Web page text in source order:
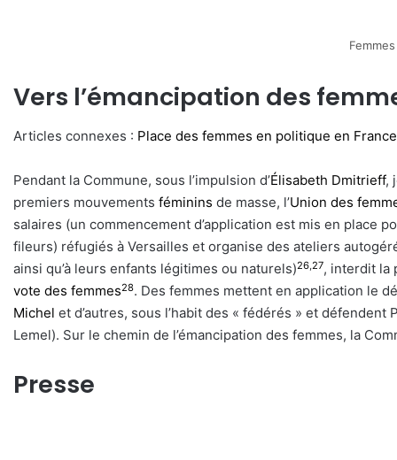
Vers l’émancipation des
Articles connexes : Place des femmes en politique en France
Pendant la Commune, sous l’impulsion d’Élisabeth Dmitrieff,
premiers mouvements féminins de masse, l’Union des
salaires (un commencement d’application est mis en place
fileurs) réfugiés à Versailles et organise des ateliers
ainsi qu’à leurs enfants légitimes ou naturels)26 27, interdit la
vote des femmes28. Des femmes mettent en application le
Michel et d’autres, sous l’habit des « fédérés » et
Lemel). Sur le chemin de l’émancipation des femmes, la
Presse